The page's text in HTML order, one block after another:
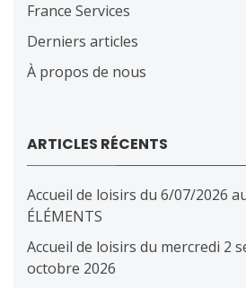
France Services
Derniers articles
À propos de nous
ARTICLES RÉCENTS
Accueil de loisirs du 6/07/2026
ÉLÉMENTS
Accueil de loisirs du mercredi 2
octobre 2026